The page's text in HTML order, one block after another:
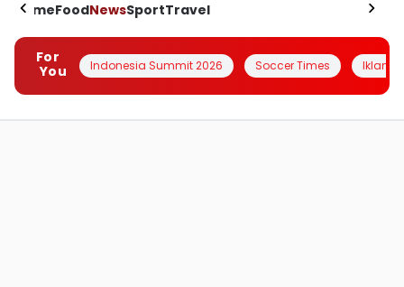
HomeFoodNewsSportTravel
For
You
Indonesia Summit 2026 Soccer Times Iklanin